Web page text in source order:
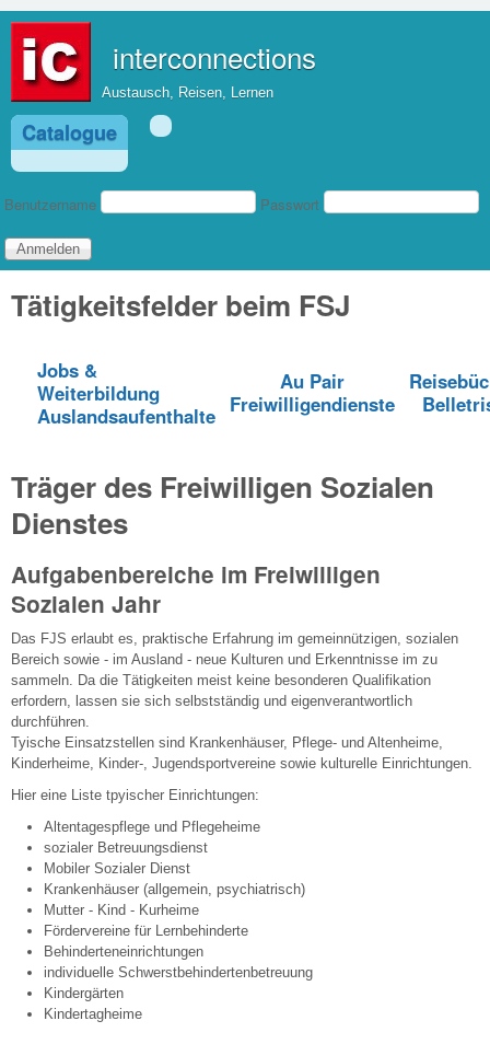
interconnections
Austausch, Reisen, Lernen
Catalogue
Benutzeranmeldung
Benutzername Passwort
Tätigkeitsfelder beim FSJ
Jobs &
Weiterbildung
Auslandsaufenthalte
Au Pair
Freiwilligendienste
Träger des Freiwilligen Sozialen
Dienstes
Aufgabenbereiche im Freiwilligen
Sozialen Jahr
Das FJS erlaubt es, praktische Erfahrung im gemeinnützigen, sozialen
Bereich sowie - im Ausland - neue Kulturen und Erkenntnisse im zu
sammeln. Da die Tätigkeiten meist keine besonderen Qualifikation
erfordern, lassen sie sich selbstständig und eigenverantwortlich
durchführen.
Tyische Einsatzstellen sind Krankenhäuser, Pflege- und Altenheime,
Kinderheime, Kinder-, Jugendsportvereine sowie kulturelle Einrichtungen.
Hier eine Liste tpyischer Einrichtungen:
Altentagespflege und Pflegeheime
sozialer Betreuungsdienst
Mobiler Sozialer Dienst
Krankenhäuser (allgemein, psychiatrisch)
Mutter - Kind - Kurheime
Fördervereine für Lernbehinderte
Behinderteneinrichtungen
individuelle Schwerstbehindertenbetreuung
Kindergärten
Kindertagheime